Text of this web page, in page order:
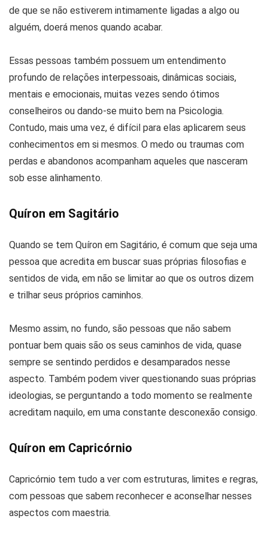
de que se não estiverem intimamente ligadas a algo ou
alguém, doerá menos quando acabar.
Essas pessoas também possuem um entendimento
profundo de relações interpessoais, dinâmicas sociais,
mentais e emocionais, muitas vezes sendo ótimos
conselheiros ou dando-se muito bem na Psicologia.
Contudo, mais uma vez, é difícil para elas aplicarem seus
conhecimentos em si mesmos. O medo ou traumas com
perdas e abandonos acompanham aqueles que nasceram
sob esse alinhamento.
Quíron em Sagitário
Quando se tem Quíron em Sagitário, é comum que seja uma
pessoa que acredita em buscar suas próprias filosofias e
sentidos de vida, em não se limitar ao que os outros dizem
e trilhar seus próprios caminhos.
Mesmo assim, no fundo, são pessoas que não sabem
pontuar bem quais são os seus caminhos de vida, quase
sempre se sentindo perdidos e desamparados nesse
aspecto. Também podem viver questionando suas próprias
ideologias, se perguntando a todo momento se realmente
acreditam naquilo, em uma constante desconexão consigo.
Quíron em Capricórnio
Capricórnio tem tudo a ver com estruturas, limites e regras,
com pessoas que sabem reconhecer e aconselhar nesses
aspectos com maestria.